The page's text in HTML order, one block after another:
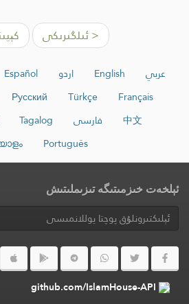
< ئىلگىرىكى
عربي English اردو Español
Français
Türkçe
Русский
中文
فارسی Tagalog
Português
ئېلخەت خىزمىتىگە تىزىملىتىش
github.com/IslamHouse-API